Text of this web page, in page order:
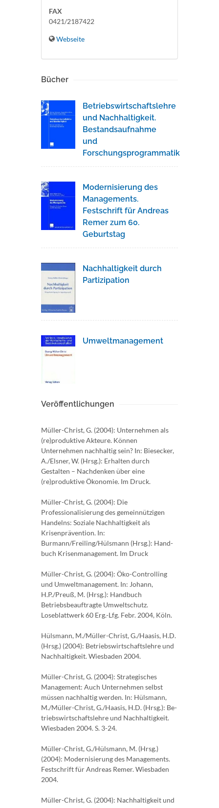
FAX
0421/2187422
Webseite
Bücher
Betriebswirtschaftslehre
und Nachhaltigkeit.
Bestandsaufnahme
und
Forschungsprogrammatik
Modernisierung des
Managements.
Festschrift für Andreas
Remer zum 60.
Geburtstag
Nachhaltigkeit durch
Partizipation
Umweltmanagement
Veröffentlichungen
Müller-Christ, G. (2004): Unternehmen als
(re)produktive Akteure. Können
Unternehmen nachhaltig sein? In: Biesecker,
A./Elsner, W. (Hrsg.): Erhalten durch
Gestalten – Nachdenken über eine
(re)produktive Ökonomie. Im Druck.
Müller-Christ, G. (2004): Die
Professionalisierung des gemeinnützigen
Handelns: Soziale Nachhaltigkeit als
Krisenprävention. In:
Burmann/Freiling/Hülsmann (Hrsg.): Hand-
buch Krisenmanagement. Im Druck
Müller-Christ, G. (2004): Öko-Controlling
und Umweltmanagement. In: Johann,
H.P./Preuß, M. (Hrsg.): Handbuch
Betriebsbeauftragte Umweltschutz.
Loseblattwerk 60 Erg.-Lfg. Febr. 2004, Köln.
Hülsmann, M./Müller-Christ, G./Haasis, H.D.
(Hrsg.) (2004): Betriebswirtschaftslehre und
Nachhaltigkeit. Wiesbaden 2004.
Müller-Christ, G. (2004): Strategisches
Management: Auch Unternehmen selbst
müssen nachhaltig werden. In: Hülsmann,
M./Müller-Christ, G./Haasis, H.D. (Hrsg.): Be-
triebswirtschaftslehre und Nachhaltigkeit.
Wiesbaden 2004. S. 3-24.
Müller-Christ, G./Hülsmann, M. (Hrsg.)
(2004): Modernisierung des Managements.
Festschrift für Andreas Remer. Wiesbaden
2004.
Müller-Christ, G. (2004): Nachhaltigkeit und